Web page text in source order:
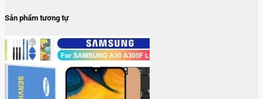
Sản phẩm tương tự